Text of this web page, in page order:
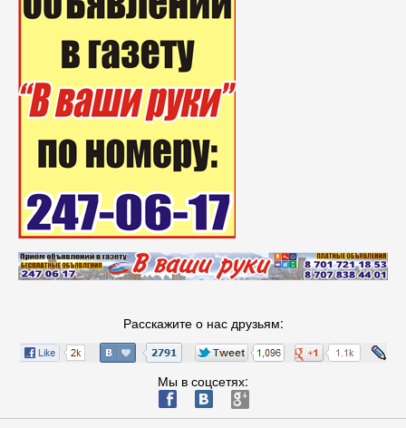
Расскажите о нас друзьям:
Мы в соцсетях:
ä æ è